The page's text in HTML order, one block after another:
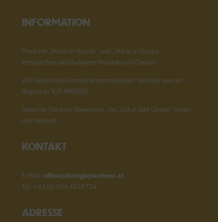
INFORMATION
Produkte „Made in Austria“ und „Made in Europe“
entsprechen nachhaltigem Handeln und Genuss.
Wir bieten Ihnen Produkte renommierter Hersteller aus der
Region zu TOP-PREISEN.
Seien Sie Teil einer Bewegung, die „Lokal statt Global“ denkt
und handelt!
KONTAKT
E-Mail: office@livingbylechner.at
Tel: +43 (0) 664 4638754
ADRESSE